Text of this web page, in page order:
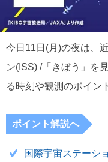
今日11日(月)の夜は、
ン(ISS) /「きぼう」を
る時刻や観測のポイン
ポイント解説へ
国際宇宙ステーシ